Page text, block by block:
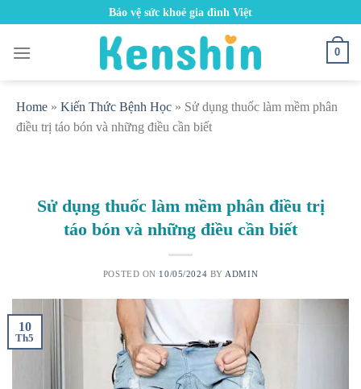
content
Bảo vệ sức khoẻ gia đình Việt
0
Home » Kiến Thức Bệnh Học » Sử dụng thuốc làm mềm phân
điều trị táo bón và những điều cần biết
Sử dụng thuốc làm mềm phân điều trị
táo bón và những điều cần biết
POSTED ON 10/05/2024 BY ADMIN
10
Th5